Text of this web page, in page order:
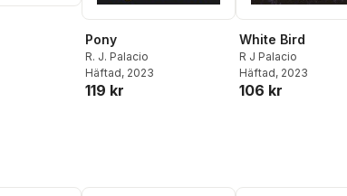
Pony
R. J. Palacio
Häftad, 2023
119 kr
White Bird
R J Palacio
Häftad, 2023
106 kr